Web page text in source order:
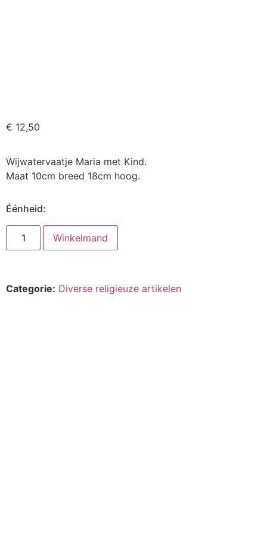
€ 12,50
Wijwatervaatje Maria met Kind.
Maat 10cm breed 18cm hoog.
Éénheid:
Winkelmand
Categorie: Diverse religieuze artikelen